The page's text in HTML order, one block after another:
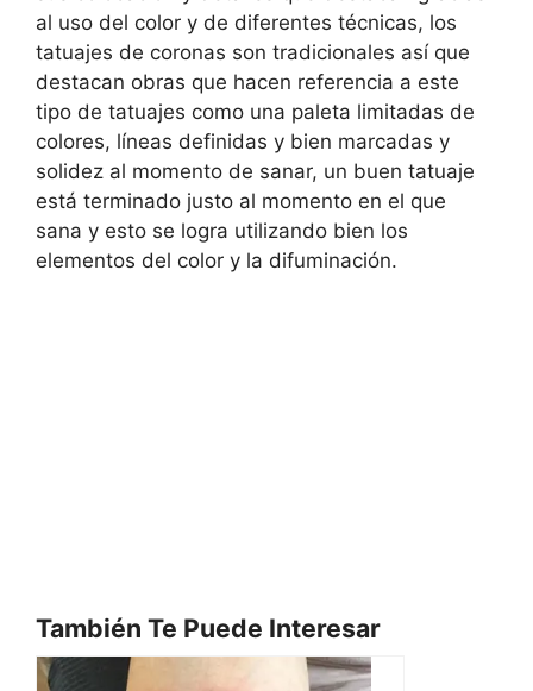
al uso del color y de diferentes técnicas, los
tatuajes de coronas son tradicionales así que
destacan obras que hacen referencia a este
tipo de tatuajes como una paleta limitadas de
colores, líneas definidas y bien marcadas y
solidez al momento de sanar, un buen tatuaje
está terminado justo al momento en el que
sana y esto se logra utilizando bien los
elementos del color y la difuminación.
También Te Puede Interesar